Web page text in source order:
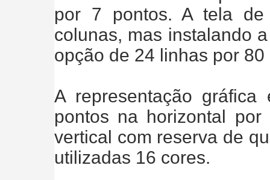
por 7 pontos. A tela
colunas, mas instalando
opção de 24 linhas por 80
A representação
pontos na horizontal
vertical com reserva de
utilizadas 16 cores.